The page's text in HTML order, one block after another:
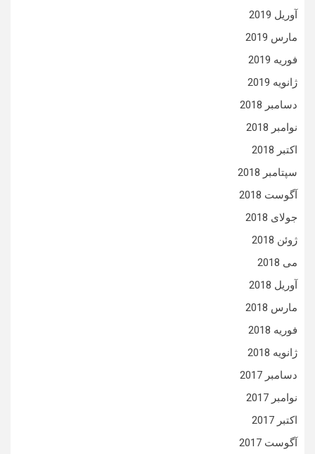
آوریل 2019
مارس 2019
فوریه 2019
ژانویه 2019
دسامبر 2018
نوامبر 2018
اکتبر 2018
سپتامبر 2018
آگوست 2018
جولای 2018
ژوئن 2018
می 2018
آوریل 2018
مارس 2018
فوریه 2018
ژانویه 2018
دسامبر 2017
نوامبر 2017
اکتبر 2017
آگوست 2017